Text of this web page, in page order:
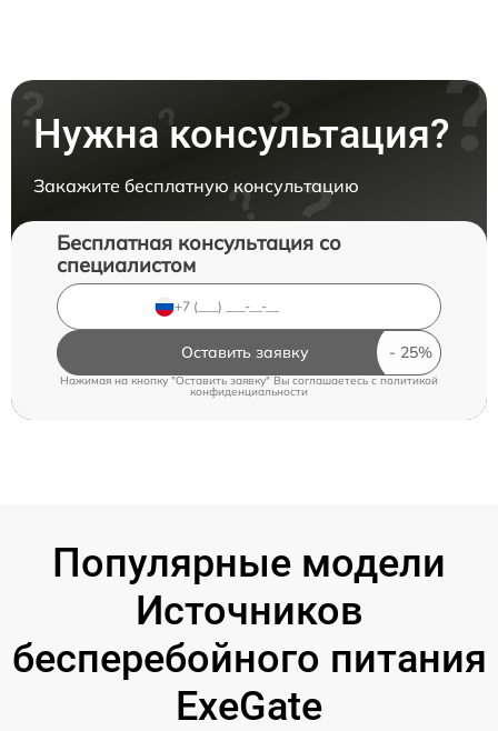
Нужна консультация?
Закажите бесплатную консультацию
Бесплатная консультация со
специалистом
Оставить заявку
Нажимая на кнопку "Оставить заявку" Вы соглашаетесь cполитикой
конфиденциальности
Популярные модели
Источников
бесперебойного питания
ExeGate